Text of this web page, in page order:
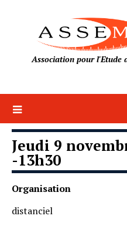
Association pour l'Etude
Jeudi 9
-13h30
Organisation
distanciel